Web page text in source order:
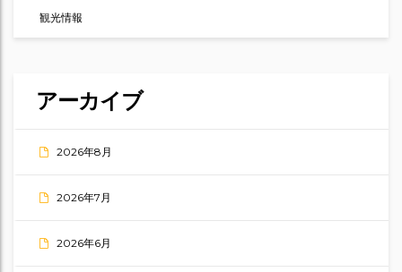
観光情報
アーカイブ
2026年8月
2026年7月
2026年6月